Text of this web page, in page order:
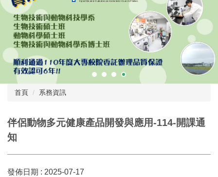
首頁 系務資訊
伴侶動物多元健康產品開發與應用-114-開課通
知
發佈日期 : 2025-07-17